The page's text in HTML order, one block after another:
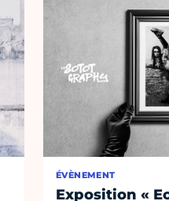
ÉVÈNEMENT
Exposition «